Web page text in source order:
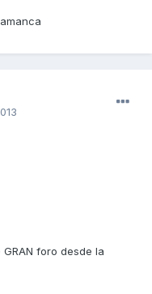
GRAN foro desde la